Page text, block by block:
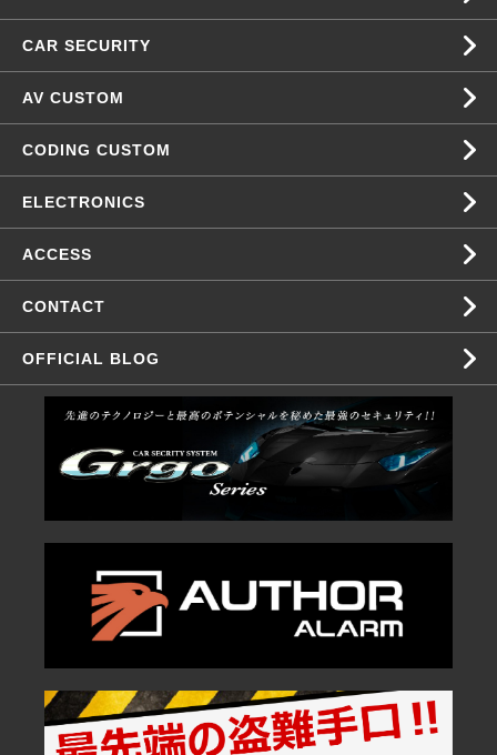
CAR SECURITY
AV CUSTOM
CODING CUSTOM
ELECTRONICS
ACCESS
CONTACT
OFFICIAL BLOG